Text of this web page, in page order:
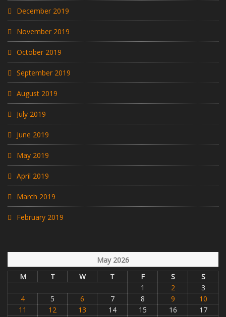
December 2019
November 2019
October 2019
September 2019
August 2019
July 2019
June 2019
May 2019
April 2019
March 2019
February 2019
May 2026
M
T W T F S
S
1
2
3
4
5 6 7 8 9
10
11
12 13 14 15 16
17